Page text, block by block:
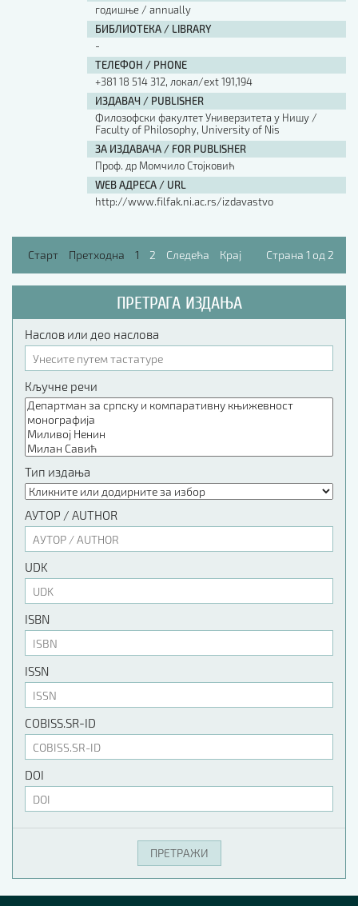
годишње / annually
БИБЛИОТЕКА / LIBRARY
-
ТЕЛЕФОН / PHONE
+381 18 514 312, локал/ext 191,194
ИЗДАВАЧ / PUBLISHER
Филозофски факултет Универзитета у Нишу /
Faculty of Philosophy, University of Nis
ЗА ИЗДАВАЧА / FOR PUBLISHER
Проф. др Момчило Стојковић
WEB АДРЕСА / URL
http://www.filfak.ni.ac.rs/izdavastvo
Старт Претходна 1 2 Следећа Крај Страна 1 од 2
ПРЕТРАГА ИЗДАЊА
Наслов или део наслова
Кључне речи
Тип издања
АУТОР / AUTHOR
UDK
ISBN
ISSN
COBISS.SR-ID
DOI